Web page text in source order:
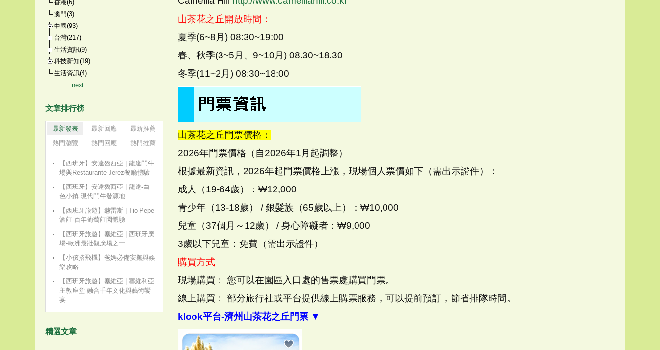
山茶花之丘開放時間：
夏季(6~8月) 08:30~19:00
春、秋季(3~5月、9~10月) 08:30~18:30
冬季(11~2月) 08:30~18:00
山茶花之丘門票價格：
2026年門票價格（自2026年1月起調整）
根據最新資訊，2026年起門票價格上漲，現場個人票價如下（需出示證件）：
成人（19-64歲）：₩12,000
青少年（13-18歲） / 銀髮族（65歲以上）：₩10,000
兒童（37個月～12歲） / 身心障礙者：₩9,000
3歲以下兒童：免費（需出示證件）
購買方式
現場購買： 您可以在園區入口處的售票處購買門票。
線上購買： 部分旅行社或平台提供線上購票服務，可以提前預訂，節省排隊時間。
klook平台-濟州山茶花之丘門票 ▼
香港(6)
澳門(3)
中國(93)
台灣(217)
生活資訊(9)
科技新知(19)
生活資訊(4)
next
文章排行榜
最新發表 最新回應
最新推薦
熱門瀏覽
熱門回應 熱門推薦
【西班牙】安達魯西亞 | 龍達鬥牛
場與Restaurante Jerez餐廳體驗
【西班牙】安達魯西亞 | 龍達-白
色小鎮.現代鬥牛發源地
【西班牙旅遊】赫雷斯 | Tio Pepe
酒莊-百年葡萄莊園體驗
【西班牙旅遊】塞維亞 | 西班牙廣
場-歐洲最壯觀廣場之一
【小孩搭飛機】爸媽必備安撫與娛
樂攻略
【西班牙旅遊】塞維亞 | 塞維利亞
主教座堂-融合千年文化與藝術饗
宴
精選文章